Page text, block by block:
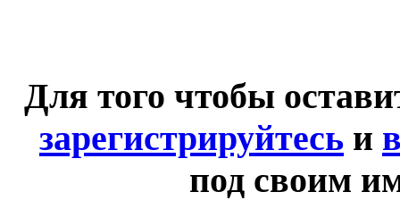
Для того чтобы
зарегистрируйтесь и
под своим